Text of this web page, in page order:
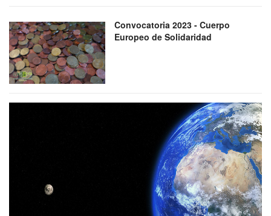
Convocatoria 2023 - Cuerpo
Europeo de Solidaridad